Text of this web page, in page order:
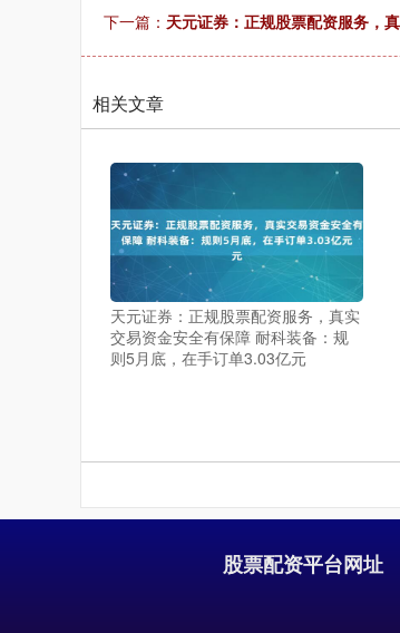
下一篇： 天元证券：正规股票配资服务，
相关文章
天元证券：正规股票配资服务，真实
交易资金安全有保障 耐科装备：规
则5月底，在手订单3.03亿元
股票配资平台网址